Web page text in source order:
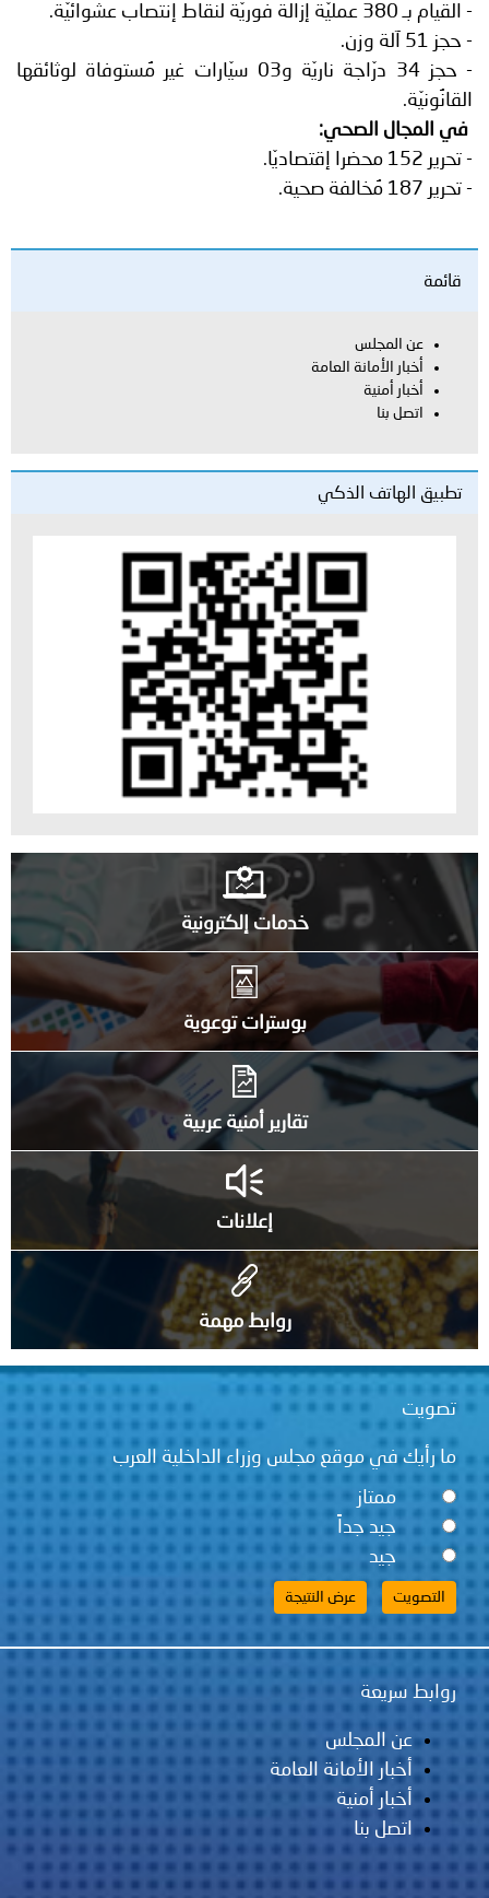
- القيام بـ 380 عمليّة إزالة فوريّة لنقاط إنتصاب عشوائيّة.
- حجز 51 آلة وزن.
- حجز 34 درّاجة ناريّة و03 سيّارات غير مُستوفاة لوثائقها
القانُونيّة.
في المجال الصحي:
- تحرير 152 محضرا إقتصاديّا.
- تحرير 187 مُخالفة صحية.
قائمة
عن المجلس
أخبار الأمانة العامة
أخبار أمنية
اتصل بنا
تطبيق الهاتف الذكي
خدمات إلكترونية
بوسترات توعوية
تقارير أمنية عربية
إعلانات
روابط مهمة
تصويت
ما رأيك في موقع مجلس وزراء الداخلية العرب
ممتاز
جيد جداً
جيد
روابط سريعة
عن المجلس
أخبار الأمانة العامة
أخبار أمنية
اتصل بنا